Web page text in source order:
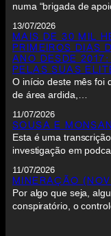
numa “brigada de
13/07/2026
MAIS DE 30 MIL
PRIMEIROS DIAS
ANO DESDE
PELAS SUAS
O início deste mês foi
de área ardida,…
11/07/2026
SOUSA E
Esta é uma
investigação em
11/07/2026
MINERAÇÃO
Por algo que seja,
conspiratório, o